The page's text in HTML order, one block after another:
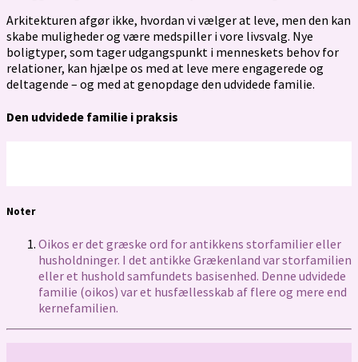
Arkitekturen afgør ikke, hvordan vi vælger at leve, men den kan
skabe muligheder og være medspiller i vore livsvalg. Nye
boligtyper, som tager udgangspunkt i menneskets behov for
relationer, kan hjælpe os med at leve mere engagerede og
deltagende – og med at genopdage den udvidede familie.
Den udvidede familie i praksis
Noter
Oikos er det græske ord for antikkens storfamilier eller
husholdninger. I det antikke Grækenland var storfamilien
eller et hushold samfundets basisenhed. Denne udvidede
familie (oikos) var et husfællesskab af flere og mere end
kernefamilien.